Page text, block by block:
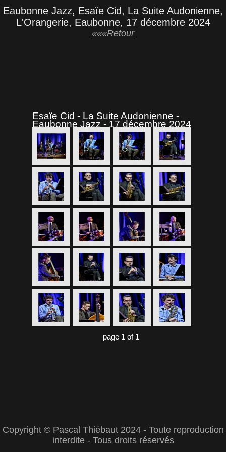
Eaubonne Jazz, Esaïe Cid, La Suite Audonienne,
L'Orangerie, Eaubonne, 17 décembre 2024
«««Retour
Esaïe Cid - La Suite Audonienne -
Eaubonne Jazz - 17 décembre 2024
page 1 of 1
Copyright © Pascal Thiébaut 2024 - Toute reproduction
interdite - Tous droits réservés